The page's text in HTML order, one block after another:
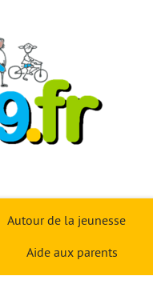
Autour de la jeunesse
Aide aux parents